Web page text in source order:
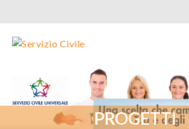
PROGETTI